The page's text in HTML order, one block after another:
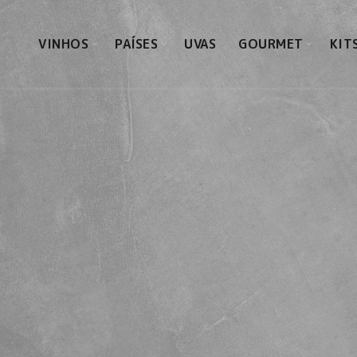
VINHOS PAÍSES UVAS GOURMET